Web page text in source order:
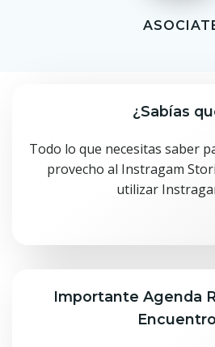
¿Sabías
Todo lo que necesitas saber
provecho al Instragam
utilizar
Importante Agenda